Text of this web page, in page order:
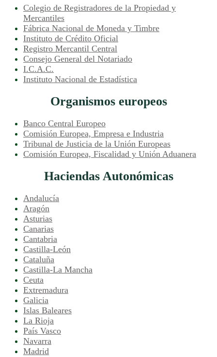
Colegio de Registradores de la Propiedad y
Mercantiles
Fábrica Nacional de Moneda y Timbre
Instituto de Crédito Oficial
Registro Mercantil Central
Consejo General del Notariado
I.C.A.C.
Instituto Nacional de Estadística
Organismos europeos
Banco Central Europeo
Comisión Europea, Empresa e Industria
Tribunal de Justicia de la Unión Europeas
Comisión Europea, Fiscalidad y Unión Aduanera
Haciendas Autonómicas
Andalucía
Aragón
Asturias
Canarias
Cantabria
Castilla-León
Cataluña
Castilla-La Mancha
Ceuta
Extremadura
Galicia
Islas Baleares
La Rioja
País Vasco
Navarra
Madrid